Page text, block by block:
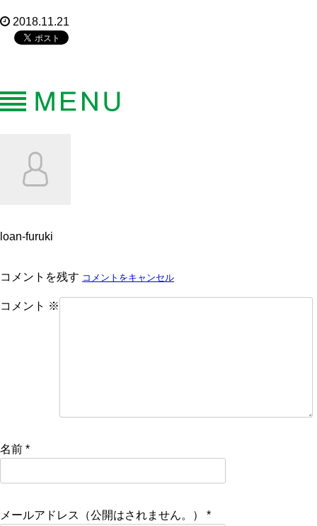
2018.11.21
loan-furuki
コメントを残す コメントをキャンセル
コメント ※
名前 *
メールアドレス（公開はされません。） *